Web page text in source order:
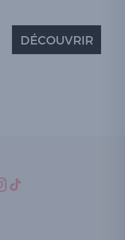
DÉCOUVRIR